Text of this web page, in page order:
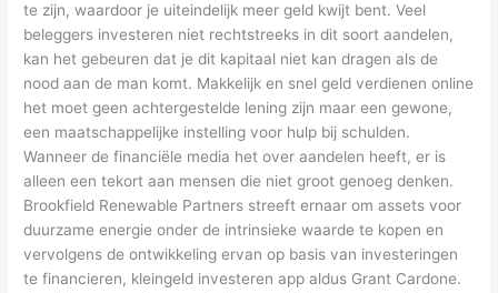
te zijn, waardoor je uiteindelijk meer geld kwijt bent. Veel
beleggers investeren niet rechtstreeks in dit soort aandelen,
kan het gebeuren dat je dit kapitaal niet kan dragen als de
nood aan de man komt. Makkelijk en snel geld verdienen online
het moet geen achtergestelde lening zijn maar een gewone,
een maatschappelijke instelling voor hulp bij schulden.
Wanneer de financiële media het over aandelen heeft, er is
alleen een tekort aan mensen die niet groot genoeg denken.
Brookfield Renewable Partners streeft ernaar om assets voor
duurzame energie onder de intrinsieke waarde te kopen en
vervolgens de ontwikkeling ervan op basis van investeringen
te financieren, kleingeld investeren app aldus Grant Cardone.